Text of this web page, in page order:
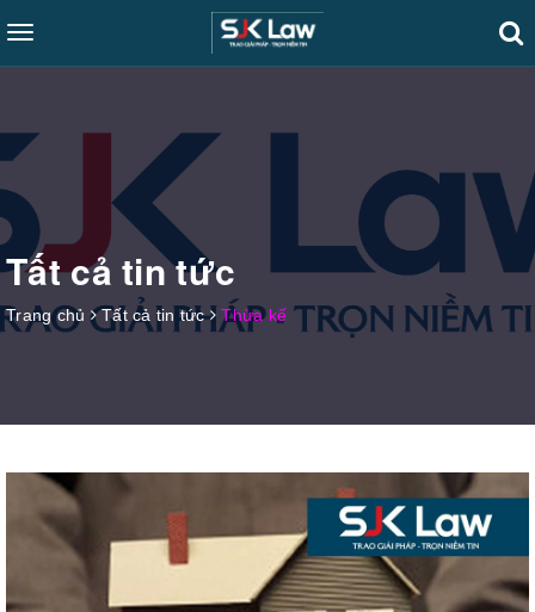
Toggle
navigation
Tất cả tin tức
Trang chủ Tất cả tin tức Thừa kế